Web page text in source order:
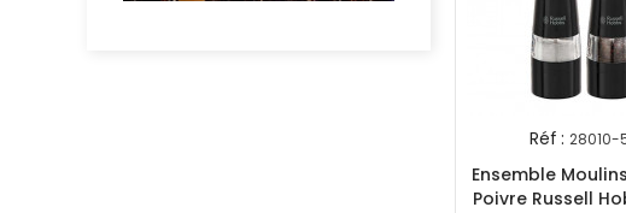
Réf : 28010-
Ensemble
Poivre Russell